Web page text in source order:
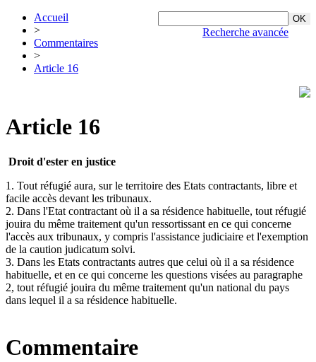
Recherche avancée
Accueil
>
Commentaires
>
Article 16
Article 16
Droit d'ester en justice
1. Tout réfugié aura, sur le territoire des Etats contractants, libre et
facile accès devant les tribunaux.
2. Dans l'Etat contractant où il a sa résidence habituelle, tout réfugié
jouira du même traitement qu'un ressortissant en ce qui concerne
l'accès aux tribunaux, y compris l'assistance judiciaire et l'exemption
de la caution judicatum solvi.
3. Dans les Etats contractants autres que celui où il a sa résidence
habituelle, et en ce qui concerne les questions visées au paragraphe
2, tout réfugié jouira du même traitement qu'un national du pays
dans lequel il a sa résidence habituelle.
Commentaire